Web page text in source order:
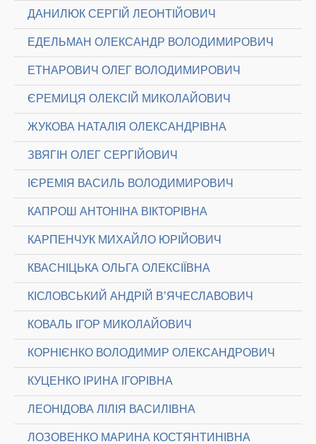
ДАНИЛЮК СЕРГІЙ ЛЕОНТІЙОВИЧ
ЕДЕЛЬМАН ОЛЕКСАНДР ВОЛОДИМИРОВИЧ
ЕТНАРОВИЧ ОЛЕГ ВОЛОДИМИРОВИЧ
ЄРЕМИЦЯ ОЛЕКСІЙ МИКОЛАЙОВИЧ
ЖУКОВА НАТАЛІЯ ОЛЕКСАНДРІВНА
ЗВЯГІН ОЛЕГ СЕРГІЙОВИЧ
ІЄРЕМІЯ ВАСИЛЬ ВОЛОДИМИРОВИЧ
КАПРОШ АНТОНІНА ВІКТОРІВНА
КАРПЕНЧУК МИХАЙЛО ЮРІЙОВИЧ
КВАСНІЦЬКА ОЛЬГА ОЛЕКСІЇВНА
КІСЛОВСЬКИЙ АНДРІЙ В’ЯЧЕСЛАВОВИЧ
КОВАЛЬ ІГОР МИКОЛАЙОВИЧ
КОРНІЄНКО ВОЛОДИМИР ОЛЕКСАНДРОВИЧ
КУЦЕНКО ІРИНА ІГОРІВНА
ЛЕОНІДОВА ЛІЛІЯ ВАСИЛІВНА
ЛОЗОВЕНКО МАРИНА КОСТЯНТИНІВНА